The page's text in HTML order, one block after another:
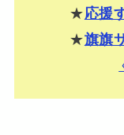
★応援
★旗旗